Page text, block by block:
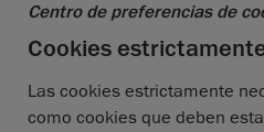
Centro de preferencias de
Cookies
Las cookies estrictamente
como cookies que deben